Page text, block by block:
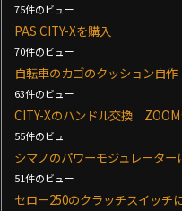
75件のビュー
PAS CITY-Xを購入
70件のビュー
自転車のカゴのクッション自作
63件のビュー
CITY-Xのハンドル交換 ZOOM
55件のビュー
シマノのパワーモジュレーター
51件のビュー
セロー250のクラッチスイッチ